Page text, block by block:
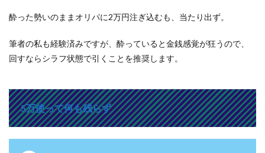
酔った勢いのままオリパに2万円注ぎ込むも、当たり出ず。
筆者の私も経験済みですが、酔っていると金銭感覚が狂うので、
回すならシラフ状態で引くことを推奨します。
5万使って何も残らず